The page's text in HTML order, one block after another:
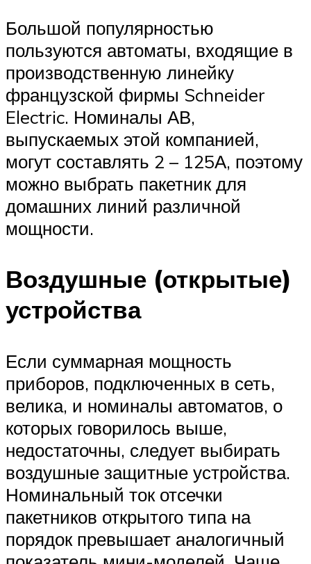
Большой популярностью
пользуются автоматы, входящие в
производственную линейку
французской фирмы Schneider
Electric. Номиналы АВ,
выпускаемых этой компанией,
могут составлять 2 – 125А, поэтому
можно выбрать пакетник для
домашних линий различной
мощности.
Воздушные (открытые)
устройства
Если суммарная мощность
приборов, подключенных в сеть,
велика, и номиналы автоматов, о
которых говорилось выше,
недостаточны, следует выбирать
воздушные защитные устройства.
Номинальный ток отсечки
пакетников открытого типа на
порядок превышает аналогичный